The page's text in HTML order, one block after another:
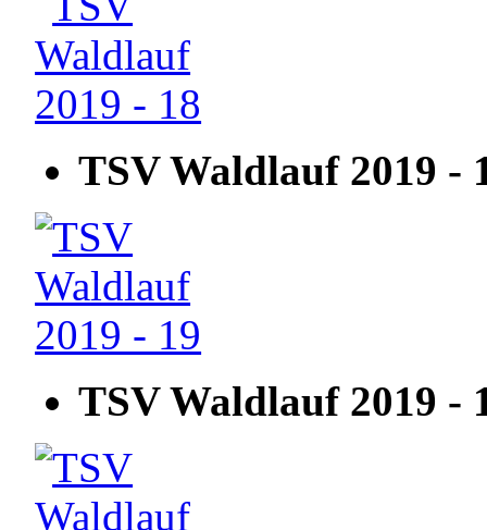
TSV Waldlauf 2019 -
TSV Waldlauf 2019 -